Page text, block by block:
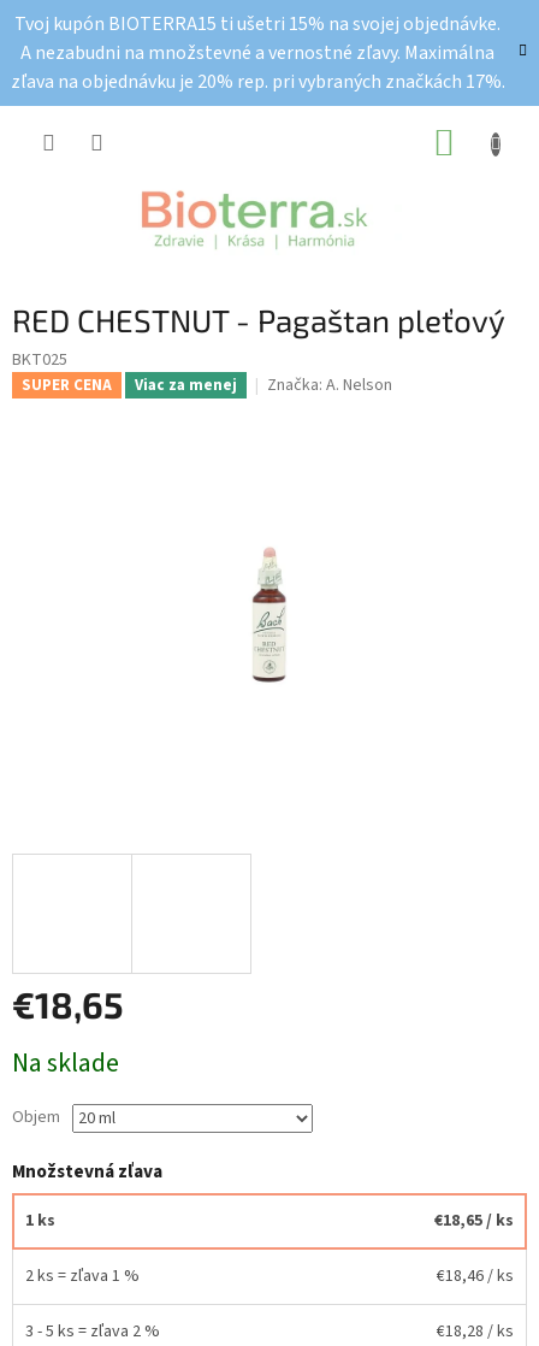
obsah
Tvoj kupón BIOTERRA15 ti ušetri 15% na svojej objednávke.
A nezabudni na množstevné a vernostné zľavy. Maximálna
zľava na objednávku je 20% rep. pri vybraných značkách 17%.
RED CHESTNUT - Pagaštan pleťový
BKT025
SUPER CENA Viac za menej Značka: A. Nelson
€18,65
cena:
Na sklade
Objem
Množstevná zľava
1 ks €18,65/ ks
2 ks = zľava 1 % €18,46/ ks
3 - 5 ks = zľava 2 % €18,28 / ks